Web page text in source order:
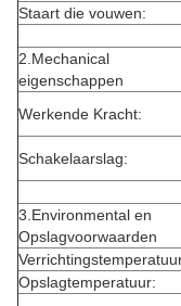
Staart die vouwen:
2.Mechanical
eigenschappen
Werkende Kracht:
Schakelaarslag:
3.Environmental en
Opslagvoorwaarden
Opslagtemperatuur: